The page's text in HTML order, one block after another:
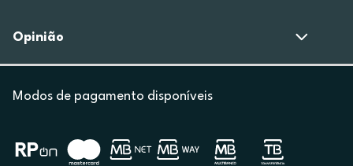
Opinião
Modos de pagamento disponíveis